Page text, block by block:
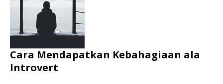
Cara Mendapatkan Kebahagiaan ala
Introvert